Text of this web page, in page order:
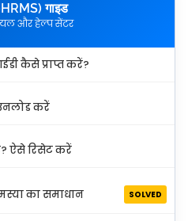
गाइड
और हेल्प सेंटर
कैसे प्राप्त करें?
करें
ऐसे रिसेट करें
का समाधान SOLVED